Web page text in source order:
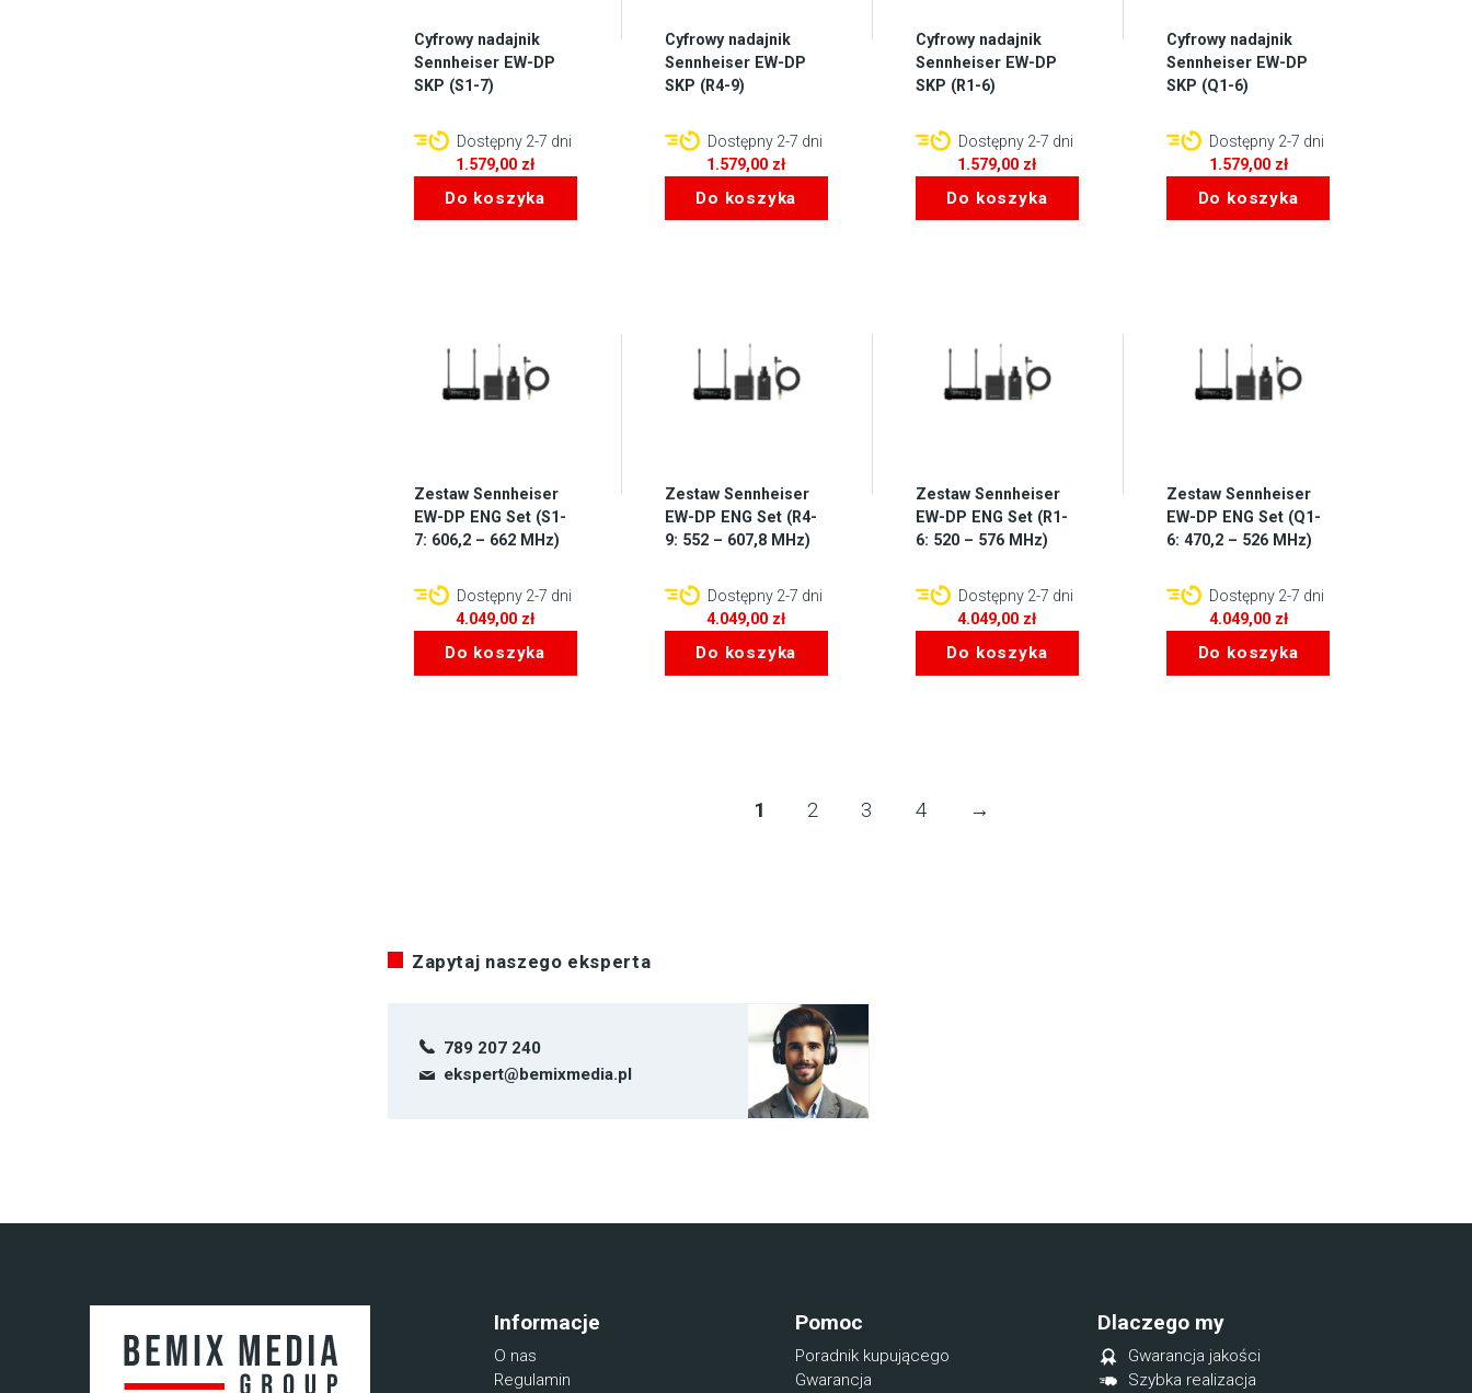
Cyfrowy nadajnik
Sennheiser EW-DP
SKP (S1-7)
Dostępny 2-7 dni
1.579,00 zł
Do koszyka
Cyfrowy nadajnik
Sennheiser EW-DP
SKP (R4-9)
Dostępny 2-7 dni
1.579,00 zł
Do koszyka
Cyfrowy nadajnik
Sennheiser EW-DP
SKP (R1-6)
Dostępny 2-7 dni
1.579,00 zł
Do koszyka
Cyfrowy nadajnik
Sennheiser EW-DP
SKP (Q1-6)
Dostępny 2-7 dni
1.579,00 zł
Do koszyka
Zestaw Sennheiser
EW-DP ENG Set (S1-
7: 606,2 – 662 MHz)
Dostępny 2-7 dni
4.049,00 zł
Do koszyka
Zestaw Sennheiser
EW-DP ENG Set (R4-
9: 552 – 607,8 MHz)
Dostępny 2-7 dni
4.049,00 zł
Do koszyka
Zestaw Sennheiser
EW-DP ENG Set (R1-
6: 520 – 576 MHz)
Dostępny 2-7 dni
4.049,00 zł
Do koszyka
Zestaw Sennheiser
EW-DP ENG Set (Q1-
6: 470,2 – 526 MHz)
Dostępny 2-7 dni
4.049,00 zł
Do koszyka
1 2 3 4 →
Zapytaj naszego eksperta
789 207 240
ekspert@bemixmedia.pl
Informacje
O nas
Regulamin
Pomoc
Poradnik kupującego
Gwarancja
Dlaczego my
Gwarancja jakości
Szybka realizacja